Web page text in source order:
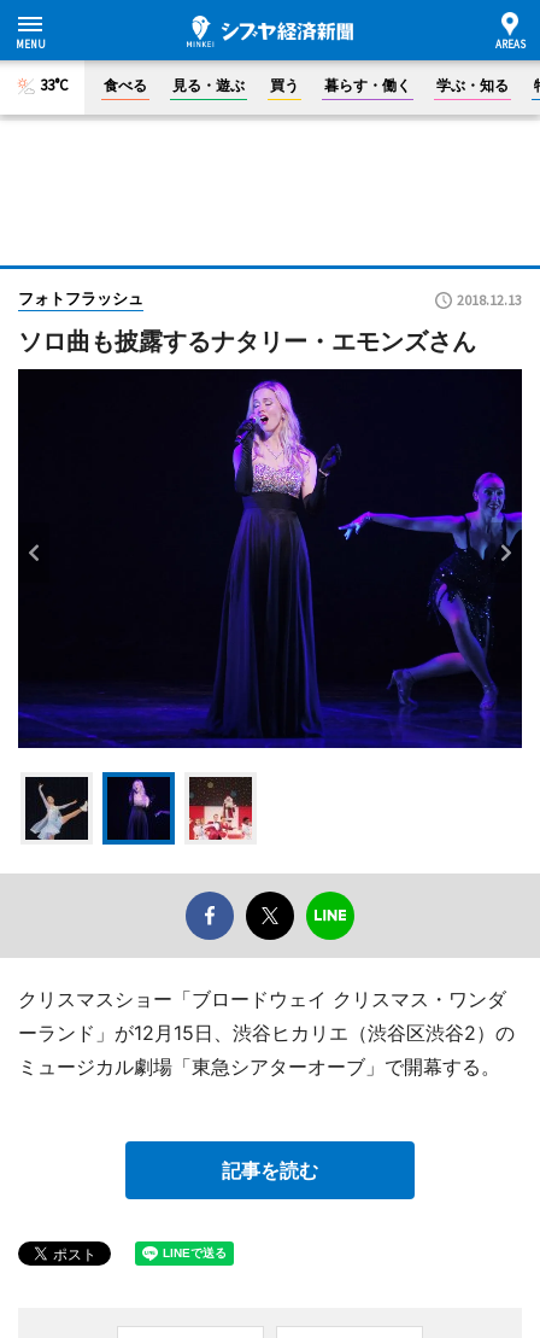
33°C 食べる 見る・遊ぶ 買う 暮らす・働く 学ぶ・知る
フォトフラッシュ 2018.12.13
ソロ曲も披露するナタリー・エモンズさん
クリスマスショー「ブロードウェイ クリスマス・ワンダ
ーランド」が12月15日、渋谷ヒカリエ（渋谷区渋谷2）の
ミュージカル劇場「東急シアターオーブ」で開幕する。
記事を読む